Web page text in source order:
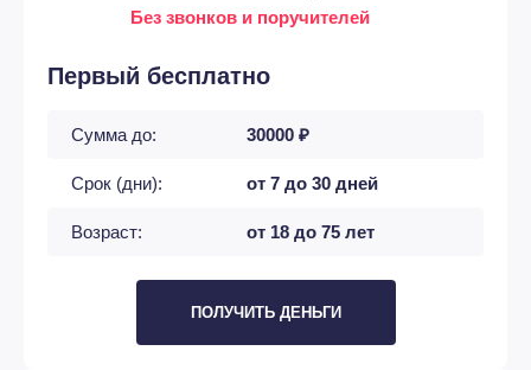
Без звонков и поручителей
Первый бесплатно
Сумма до: 30000 ₽
Срок (дни): от 7 до 30 дней
Возраст: от 18 до 75 лет
ПОЛУЧИТЬ ДЕНЬГИ